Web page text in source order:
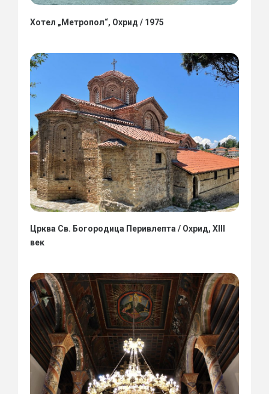
Хотел „Метропол“, Охрид / 1975
Црква Св. Богородица Перивлепта / Охрид, XIII
век